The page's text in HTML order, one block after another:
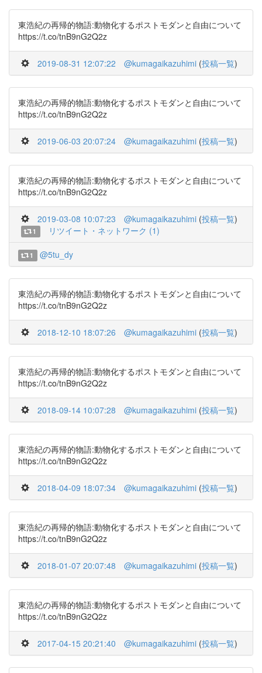
東浩紀の再帰的物語:動物化するポストモダンと自由について
https://t.co/tnB9nG2Q2z
2019-08-31 12:07:22 @kumagaikazuhimi (投稿一覧)
東浩紀の再帰的物語:動物化するポストモダンと自由について
https://t.co/tnB9nG2Q2z
2019-06-03 20:07:24 @kumagaikazuhimi (投稿一覧)
東浩紀の再帰的物語:動物化するポストモダンと自由について
https://t.co/tnB9nG2Q2z
2019-03-08 10:07:23 @kumagaikazuhimi (投稿一覧)
1 リツイート・ネットワーク (1)
1 @5tu_dy
東浩紀の再帰的物語:動物化するポストモダンと自由について
https://t.co/tnB9nG2Q2z
2018-12-10 18:07:26 @kumagaikazuhimi (投稿一覧)
東浩紀の再帰的物語:動物化するポストモダンと自由について
https://t.co/tnB9nG2Q2z
2018-09-14 10:07:28 @kumagaikazuhimi (投稿一覧)
東浩紀の再帰的物語:動物化するポストモダンと自由について
https://t.co/tnB9nG2Q2z
2018-04-09 18:07:34 @kumagaikazuhimi (投稿一覧)
東浩紀の再帰的物語:動物化するポストモダンと自由について
https://t.co/tnB9nG2Q2z
2018-01-07 20:07:48 @kumagaikazuhimi (投稿一覧)
東浩紀の再帰的物語:動物化するポストモダンと自由について
https://t.co/tnB9nG2Q2z
2017-04-15 20:21:40 @kumagaikazuhimi (投稿一覧)